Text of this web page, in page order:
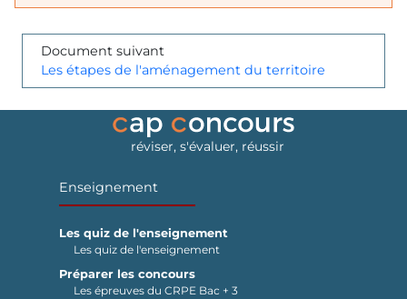
Document suivant
Les étapes de l'aménagement du territoire
réviser, s'évaluer, réussir
Enseignement
Les quiz de l'enseignement
Les quiz de l'enseignement
Préparer les concours
Les épreuves du CRPE Bac + 3